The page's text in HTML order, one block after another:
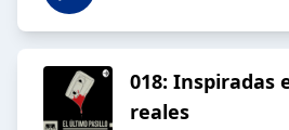
018: Inspiradas
reales